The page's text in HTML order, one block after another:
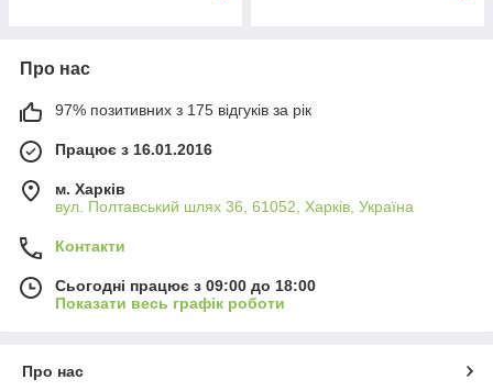
Про нас
97% позитивних з 175 відгуків за рік
Працює з 16.01.2016
м. Харків
вул. Полтавський шлях 36, 61052, Харків, Україна
Контакти
Сьогодні працює з 09:00 до 18:00
Показати весь графік роботи
Про нас